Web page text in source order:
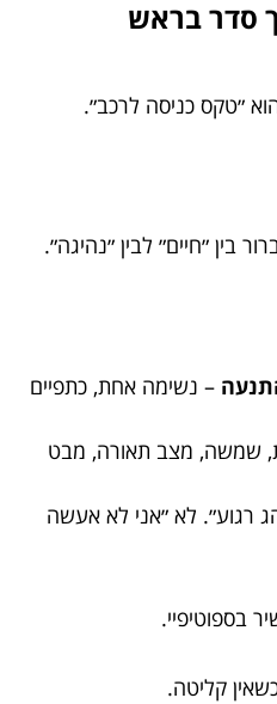
סדר בראש
״טקס כניסה לרכב״.
בין ״חיים״ לבין ״נהיגה״.
– נשימה אחת, כתפיים
שמשה, מצב תאורה, מבט
רגוע״. לא ״אני לא אעשה
בספוטיפיי.
קליטה.